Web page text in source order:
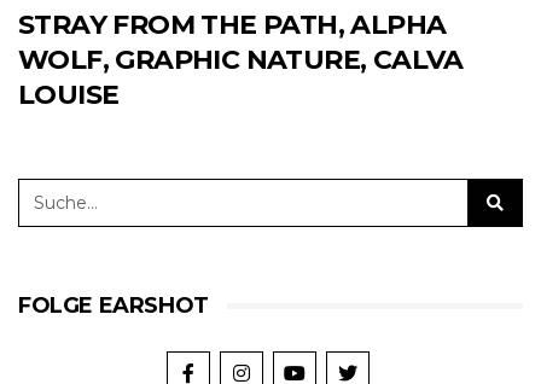
STRAY FROM THE PATH, ALPHA
WOLF, GRAPHIC NATURE, CALVA
LOUISE
FOLGE EARSHOT